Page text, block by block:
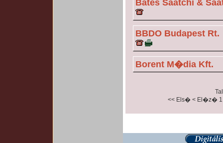
Bates Saatchi &
BBDO Budapest Rt.
Borent M�dia Kft.
<< Els� < El�z� 1